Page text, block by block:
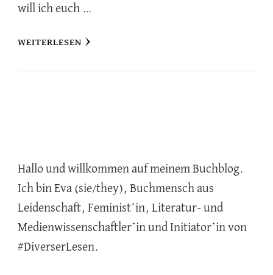
will ich euch …
WEITERLESEN
Hallo und willkommen auf meinem Buchblog.
Ich bin Eva (sie/they), Buchmensch aus
Leidenschaft, Feminist*in, Literatur- und
Medienwissenschaftler*in und Initiator*in von
#DiverserLesen.